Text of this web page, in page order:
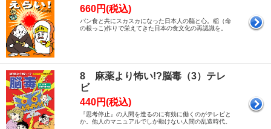
660円(税込)
パン食と共にスカスカになった日本人の脳と心。稲（命
の根っこ)作りで栄えてきた日本の食文化の再認識を。
8 麻薬より怖い!?脳毒（3）テレ
ビ
440円(税込)
『思考停止』の人間を造るのに有効に働くのがテレビと
か。他人のマニュアルでしか動けない人間の乱造時代。